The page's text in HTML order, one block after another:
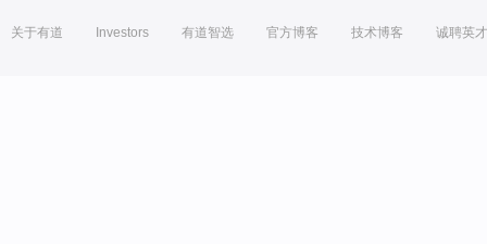
关于有道 Investors 有道智选 官方博客 技术博客 诚聘英才